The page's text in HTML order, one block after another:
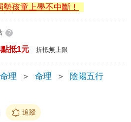
孩童上學不中斷！
?
抵1元 折抵無上限
理 ＞ 命理 ＞ 陰陽五行
追蹤